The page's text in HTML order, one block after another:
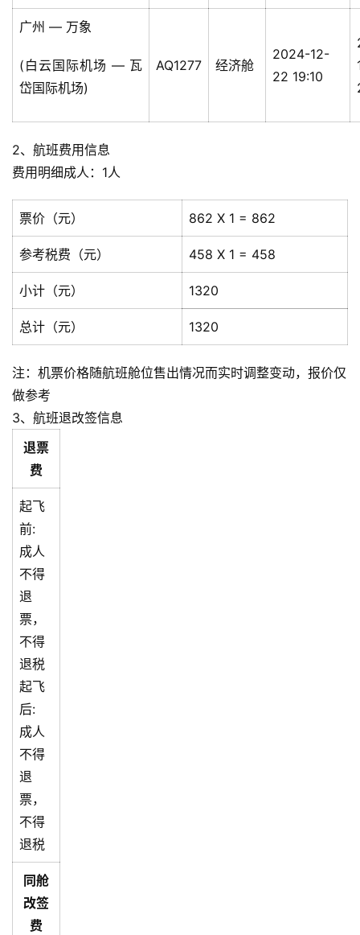
广州 — 万象
(白云国际机场 — 瓦
岱国际机场)
AQ1277 经济舱
2024-12-
22 19:10
2、航班费用信息
费用明细成人：1人
票价（元） 862 X 1 = 862
参考税费（元） 458 X 1 = 458
小计（元） 1320
总计（元） 1320
注：机票价格随航班舱位售出情况而实时调整变动，报价仅
做参考
3、航班退改签信息
退票
费
起飞
前:
成人
不得
退
票，
不得
退税
起飞
后:
成人
不得
退
票，
不得
退税
同舱
改签
费